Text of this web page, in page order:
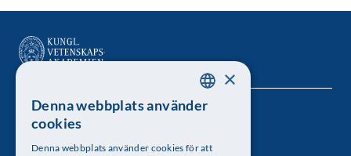
Kungl. Vetenskapsakademien
Besöksadress: Lilla Frescativägen 4A
SWEDISH
×
Denna webbplats använder
cookies
Denna webbplats använder cookies för att